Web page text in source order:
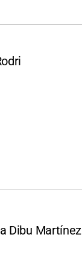
Dibu Martínez